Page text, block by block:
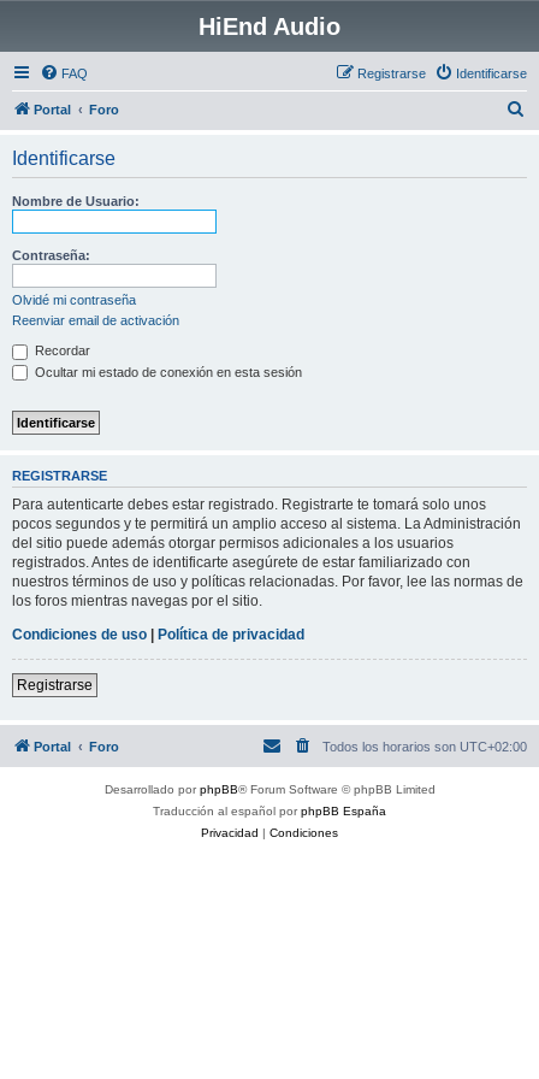
HiEnd Audio
FAQ Identificarse
Registrarse
Portal Foro
Identificarse
Nombre de Usuario:
Contraseña:
Olvidé mi contraseña
Reenviar email de activación
Recordar
Ocultar mi estado de conexión en esta sesión
REGISTRARSE
Para autenticarte debes estar registrado. Registrarte te tomará solo unos
pocos segundos y te permitirá un amplio acceso al sistema. La Administración
del sitio puede además otorgar permisos adicionales a los usuarios
registrados. Antes de identificarte asegúrete de estar familiarizado con
nuestros términos de uso y políticas relacionadas. Por favor, lee las normas de
los foros mientras navegas por el sitio.
Condiciones de uso | Política de privacidad
Registrarse
Portal Foro Todos los horarios son UTC+02:00
Desarrollado porphpBB® Forum Software © phpBB Limited
Traducción al español porphpBB España
Privacidad | Condiciones